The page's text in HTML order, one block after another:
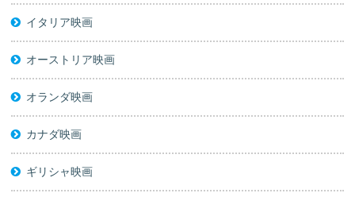
イタリア映画
オーストリア映画
オランダ映画
カナダ映画
ギリシャ映画